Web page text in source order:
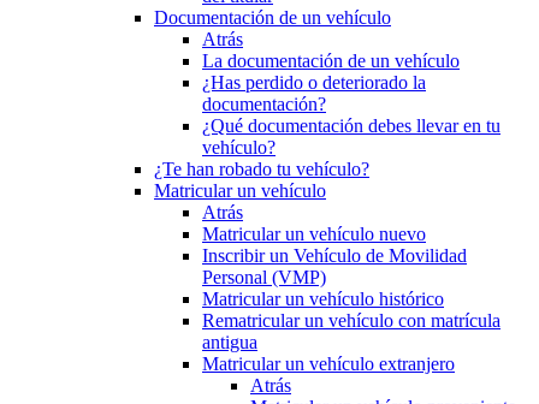
Documentación de un vehículo
Atrás
La documentación de un vehículo
¿Has perdido o deteriorado la
documentación?
¿Qué documentación debes llevar en tu
vehículo?
¿Te han robado tu vehículo?
Matricular un vehículo
Atrás
Matricular un vehículo nuevo
Inscribir un Vehículo de Movilidad
Personal (VMP)
Matricular un vehículo histórico
Rematricular un vehículo con matrícula
antigua
Matricular un vehículo extranjero
Atrás